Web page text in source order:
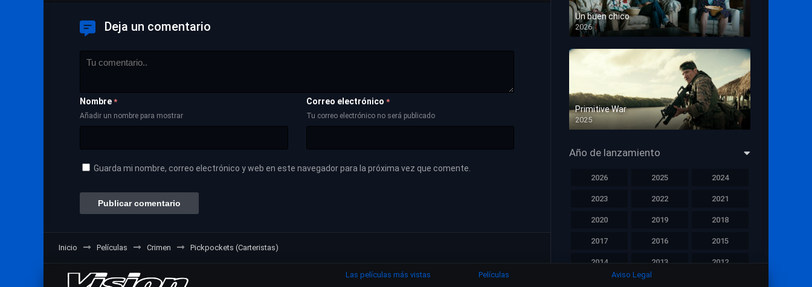
Deja un comentario
Nombre *
Añadir un nombre para mostrar
Correo electrónico *
Tu correo electrónico no será publicado
Guarda mi nombre, correo electrónico y web en este navegador para la próxima vez que comente.
Inicio Películas Crimen Pickpockets (Carteristas)
Un buen chico
2026
HD 1080p
Primitive War
2025
HD 1080p
Año de lanzamiento
2026 2025 2024
2023 2022 2021
2020 2019 2018
2017 2016 2015
2014 2013 2012
Las películas más vistas
Películas
Aviso Legal